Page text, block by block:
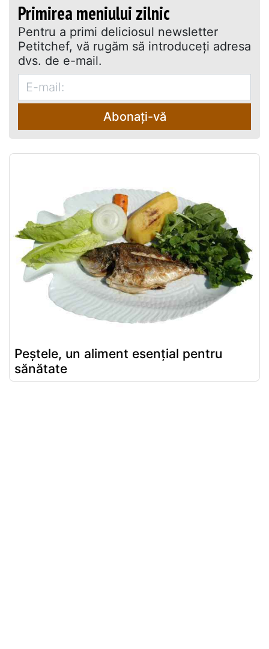
Primirea meniului zilnic
Pentru a primi deliciosul newsletter
Petitchef, vă rugăm să introduceţi adresa
dvs. de e-mail.
Abonați-vă
Peștele, un aliment esențial pentru
sănătate